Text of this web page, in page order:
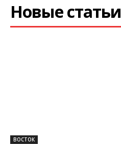
Новые статьи
ВОСТОК